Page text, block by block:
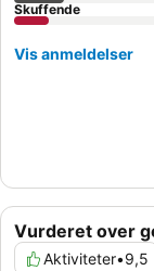
Vurderet over
Aktiviteter•9,5
Skuffende
Vis anmeldelser